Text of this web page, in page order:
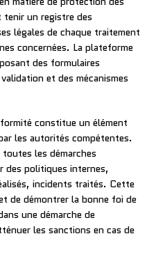
un registre des
légales de chaque traitement
concernées. La plateforme
des formulaires
et des mécanismes
constitue un élément
les autorités compétentes.
les démarches
des politiques internes,
incidents traités. Cette
de démontrer la bonne foi de
une démarche de
les sanctions en cas de